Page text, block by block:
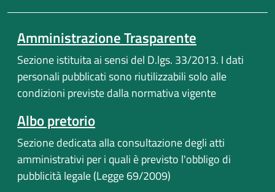
Amministrazione Trasparente
Sezione istituita ai sensi del D.lgs. 33/2013. I dati
personali pubblicati sono riutilizzabili solo alle
condizioni previste dalla normativa vigente
Albo pretorio
Sezione dedicata alla consultazione degli atti
amministrativi per i quali è previsto l'obbligo di
pubblicità legale (Legge 69/2009)